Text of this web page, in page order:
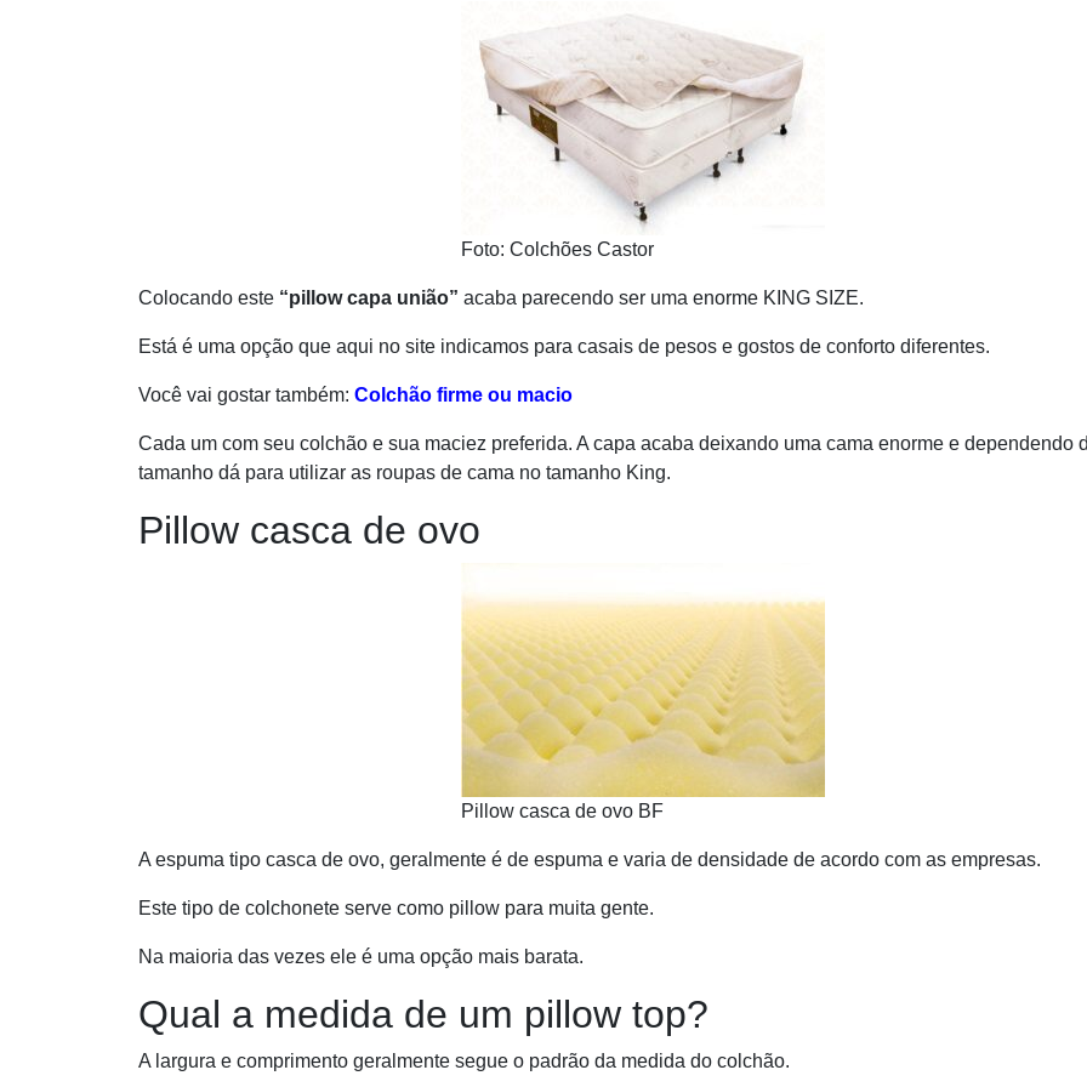
Foto: Colchões Castor
Colocando este “pillow capa união” acaba parecendo ser uma enorme KING SIZE.
Está é uma opção que aqui no site indicamos para casais de pesos e gostos de conforto diferentes.
Você vai gostar também: Colchão firme ou macio
Cada um com seu colchão e sua maciez preferida. A capa acaba deixando uma cama enorme e dependendo
tamanho dá para utilizar as roupas de cama no tamanho King.
Pillow casca de ovo
Pillow casca de ovo BF
A espuma tipo casca de ovo, geralmente é de espuma e varia de densidade de acordo com as empresas.
Este tipo de colchonete serve como pillow para muita gente.
Na maioria das vezes ele é uma opção mais barata.
Qual a medida de um pillow top?
A largura e comprimento geralmente segue o padrão da medida do colchão.